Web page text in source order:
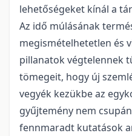
lehetőségeket kínál a
Az idő múlásának
megismételhetetlen és
pillanatok végtelennek
tömegeit, hogy új
vegyék kezükbe az
gyűjtemény nem
fennmaradt kutatások